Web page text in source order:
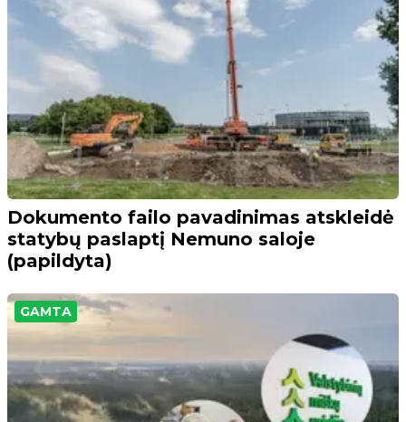
Dokumento failo pavadinimas atskleidė
statybų paslaptį Nemuno saloje
(papildyta)
GAMTA